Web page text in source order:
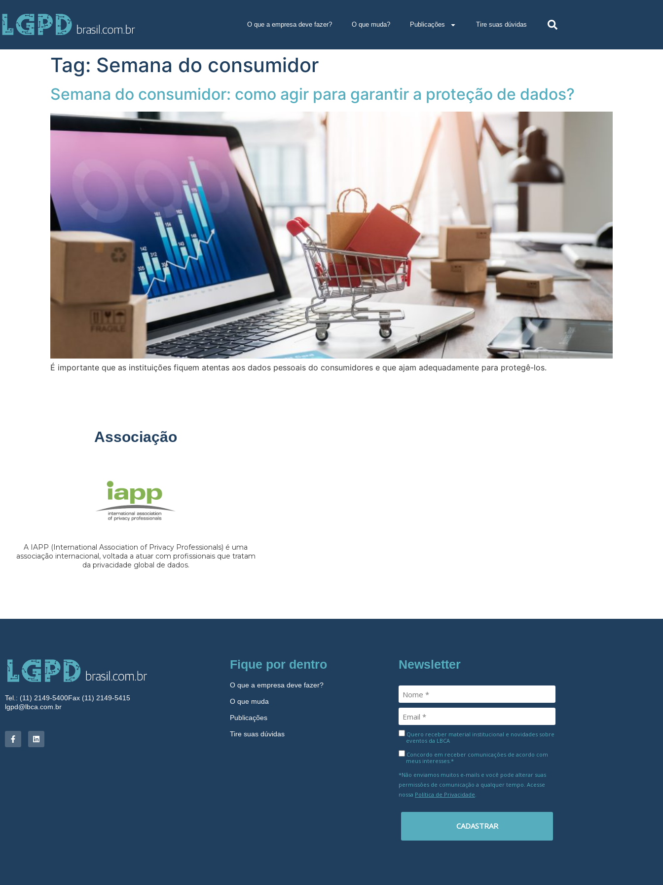
O que a empresa deve fazer? O que muda? Publicações Tire suas dúvidas
Tag: Semana do consumidor
Semana do consumidor: como agir para garantir a proteção de dados?
É importante que as instituições fiquem atentas aos dados pessoais do consumidores e que ajam adequadamente para protegê-los.
Associação
A IAPP (International Association of Privacy Professionals) é uma
associação internacional, voltada a atuar com profissionais que tratam
da privacidade global de dados.
Tel.: (11) 2149-5400Fax (11) 2149-5415
lgpd@lbca.com.br
Fique por dentro
O que a empresa deve fazer?
O que muda
Publicações
Tire suas dúvidas
Newsletter
Quero receber material institucional e novidades sobre
eventos da LBCA
Concordo em receber comunicações de acordo com
meus interesses.*
*Não enviamos muitos e-mails e você pode alterar suas
permissões de comunicação a qualquer tempo. Acesse
nossa Política de Privacidade
CADASTRAR